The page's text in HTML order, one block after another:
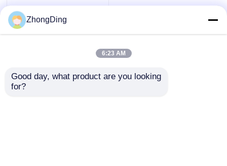
ZhongDing
6:23 AM
Good day, what product are you looking
for?